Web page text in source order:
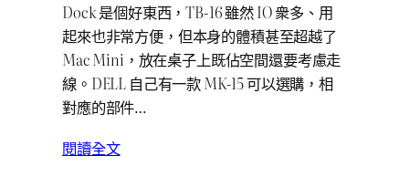
Dock 是個好東西，TB-16 雖然 IO 衆多、用
起來也非常方便，但本身的體積甚至超越了
Mac Mini，放在桌子上既佔空間還要考慮走
線。DELL 自己有一款 MK-15 可以選購，相
對應的部件…
閱讀全文